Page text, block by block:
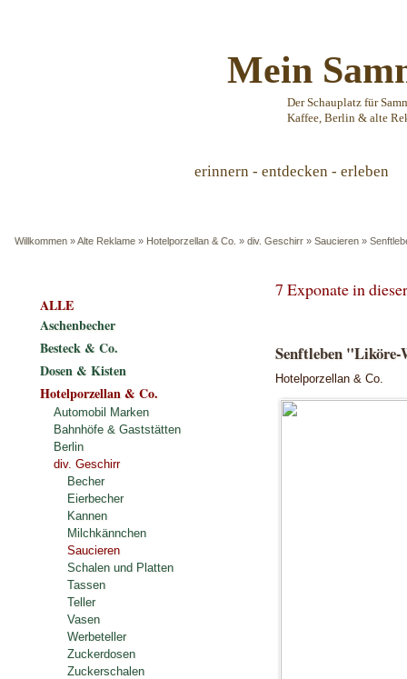
Mein
Der Schauplatz für
Kaffee, Berlin & alte
erinnern - entdecken - erleben
Willkommen »Alte Reklame » Hotelporzellan & Co. » div. Geschirr » Saucieren »
7 Exponate in
Senftleben "Liköre-
Hotelporzellan & Co.
ALLE
Aschenbecher
Besteck & Co.
Dosen & Kisten
Hotelporzellan & Co.
Automobil Marken
Bahnhöfe & Gaststätten
Berlin
div. Geschirr
Becher
Eierbecher
Kannen
Milchkännchen
Saucieren
Schalen und Platten
Tassen
Teller
Vasen
Werbeteller
Zuckerdosen
Zuckerschalen